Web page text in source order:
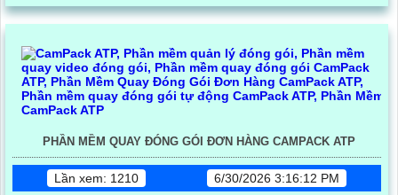
PHẦN MỀM QUAY ĐÓNG GÓI ĐƠN HÀNG CAMPACK ATP
Lần xem: 1210
6/30/2026 3:16:12 PM